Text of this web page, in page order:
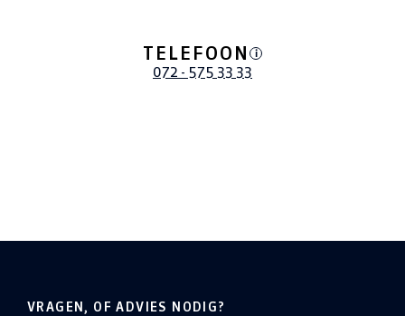
TELEFOON i
072 - 575 33 33
VRAGEN, OF ADVIES NODIG?